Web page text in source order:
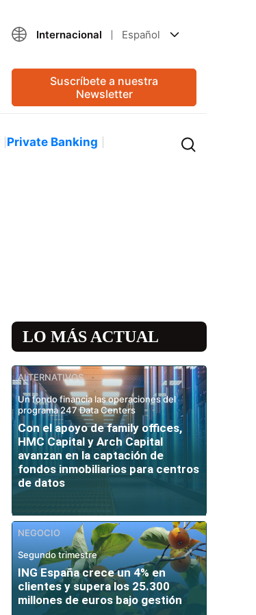
Internacional Español
Suscríbete a nuestra
Newsletter
Private Banking
LO MÁS ACTUAL
ALTERNATIVOS
Un fondo financia las operaciones del
programa 247 Data Centers
Con el apoyo de family offices,
HMC Capital y Arch Capital
avanzan en la captación de
fondos inmobiliarios para centros
de datos
NEGOCIO
Segundo trimestre
ING España crece un 4% en
clientes y supera los 25.300
millones de euros bajo gestión